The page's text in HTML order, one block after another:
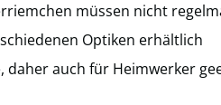
müssen nicht
Optiken erhältlich
daher auch für Heimwerker